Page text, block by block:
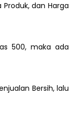
dan Harga
500, maka ada
Bersih, lalu